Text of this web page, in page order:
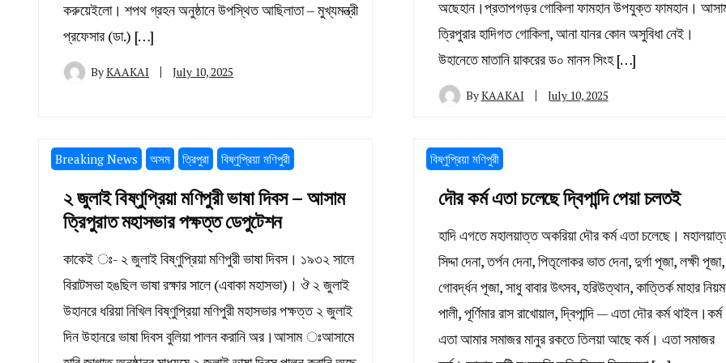
করুয়েইলো। শপথ গ্রহন অনুষ্ঠানে উপস্থিত আছিলাতা – মুখ্যমন্ত্রী
প্রফেসার (ডা.) […]
ByKAAKAI July 10, 2025
অছেহান।প্রতাপগড়র গোকিলা ফামহান উপযুক্ত ফামহান।
ত্রিপুরার হাদিগত গোকিলা, আনা যানর কোন অসুবিধা নেই।
উহানেতে মাতানি য়াকরের ড০ মানস সিংহ […]
ByKAAKAI July 10, 2025
Breaking News অসম ত্রিপুরা বিষ্ণুপ্রিয়া মণিপুরী
২ জুলাই বিষ্ণুপ্রিয়া মণিপুরী ভাষা দিবস – আসাম
ত্রিপুরাত মহাসভার পক্ষত্ত ডেপুটেশন
কাকেই ঃ- ২ জুলাই বিষ্ণুপ্রিয়া মণিপুরী ভাষা দিবস। ১৯৩২ সালে
বিরাটসভা হঙছিল ভাষা রক্ষার সালে (এবাকা মহাসভা)। ঔ ২ জুলাই
উহানরে ধরিয়া নিখিল বিষ্ণুপ্রিয়া মণিপুরী মহাসভার পক্ষত্ত ২ জুলাই
দিন উহানরে ভাষা দিবস বুলিয়া পালন করানি অর।আসাম ঃআসামে
বিষ্ণুপ্রিয়া মণিপুরী
দৌর কর্ম এতা চলেছে দ্বিপান্দি পেয়া চলতই
হাদি এগতে মহালয়াত্ত অকরিয়া দৌর কর্ম এতা চলেছে।
সিদ্দা দেনা, তর্পন দেনা, পিতৃলোকর ভাত দেনা, দুর্গা পূজা, লক্ষী পূজা,
গোবর্দ্ধন পূজা, সাধু বাবার উৎসব, হরিউত্থান, কাত্তির্ক মাহার
পালী, পূর্ণিমার রাস রাখোয়াল, দ্বিপান্দি — এতা দৌর কর্ম থাইল।কর্ম
এতা আমার সমাজর মানুর রকতে তিলয়া আছে কর্ম। এতা সমাজর